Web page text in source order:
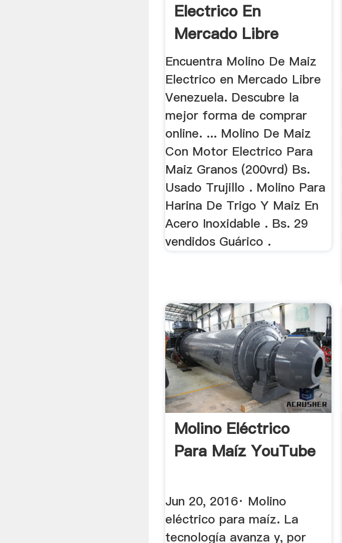
Electrico En
Mercado Libre
Venezuela
Encuentra Molino De Maiz
Electrico en Mercado Libre
Venezuela. Descubre la
mejor forma de comprar
online. ... Molino De Maiz
Con Motor Electrico Para
Maiz Granos (200vrd) Bs.
Usado Trujillo . Molino Para
Harina De Trigo Y Maiz En
Acero Inoxidable . Bs. 29
vendidos Guárico .
Molino Eléctrico
Para Maíz YouTube
Jun 20, 2016· Molino
eléctrico para maíz. La
tecnología avanza y, por